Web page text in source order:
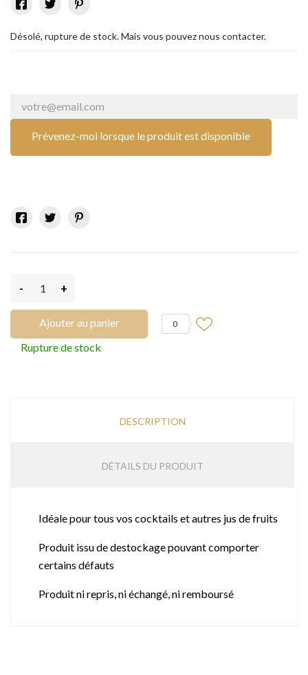
Désolé, rupture de stock. Mais vous pouvez nous contacter.
Prévenez-moi lorsque le produit est disponible
- +
Ajouter au panier 0
Rupture de stock
DESCRIPTION
DÉTAILS DU PRODUIT
Idéale pour tous vos cocktails et autres jus de fruits
Produit issu de destockage pouvant comporter
certains défauts
Produit ni repris, ni échangé, ni remboursé